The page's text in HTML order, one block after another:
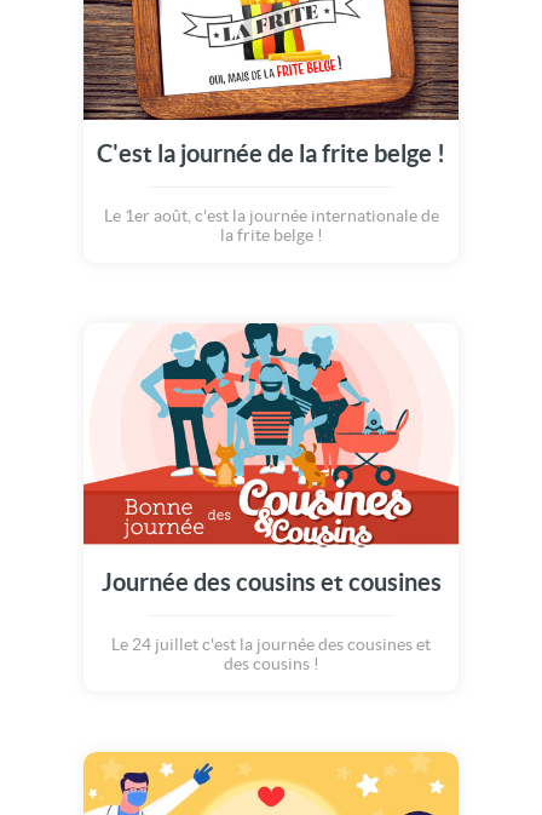
C'est la journée de la frite belge !
Le 1er août, c'est la journée internationale de
la frite belge !
Journée des cousins et cousines
Le 24 juillet c'est la journée des cousines et
des cousins !